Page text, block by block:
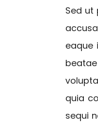
Sed ut
eaque
quia
sequi